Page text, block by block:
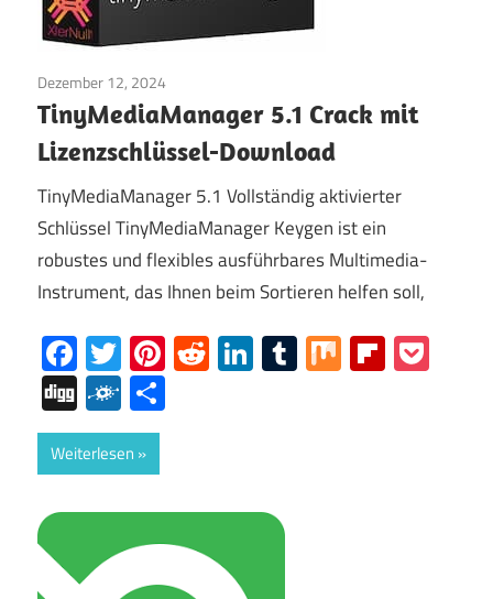
Dezember 12, 2024
TinyMediaManager 5.1 Crack mit
Lizenzschlüssel-Download
TinyMediaManager 5.1 Vollständig aktivierter
Schlüssel TinyMediaManager Keygen ist ein
robustes und flexibles ausführbares Multimedia-
Instrument, das Ihnen beim Sortieren helfen soll,
Facebook
Twitter
Pinterest
RedditLinkedIn
Tumblr
Mix
DiggFolkd
Weiterlesen